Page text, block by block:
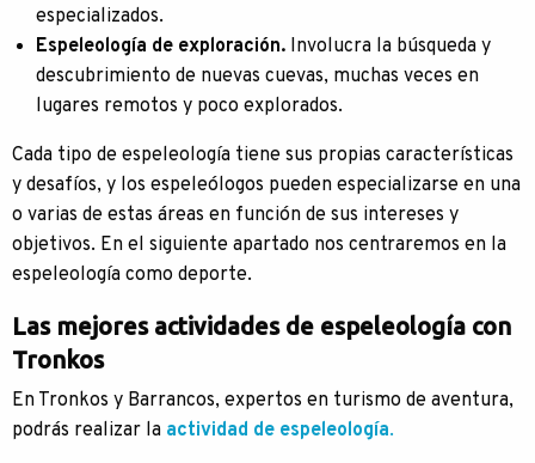
especializados.
Espeleología de exploración. Involucra la búsqueda y
descubrimiento de nuevas cuevas, muchas veces en
lugares remotos y poco explorados.
Cada tipo de espeleología tiene sus propias características
y desafíos, y los espeleólogos pueden especializarse en una
o varias de estas áreas en función de sus intereses y
objetivos. En el siguiente apartado nos centraremos en la
espeleología como deporte.
Las mejores actividades de espeleología con
Tronkos
En Tronkos y Barrancos, expertos en turismo de aventura,
podrás realizar la actividad de espeleología.